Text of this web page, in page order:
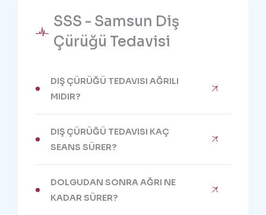
SSS - Samsun Diş
Çürüğü Tedavisi
DIŞ ÇÜRÜĞÜ TEDAVISI AĞRILI
MIDIR?
DIŞ ÇÜRÜĞÜ TEDAVISI KAÇ
SEANS SÜRER?
DOLGUDAN SONRA AĞRI NE
KADAR SÜRER?